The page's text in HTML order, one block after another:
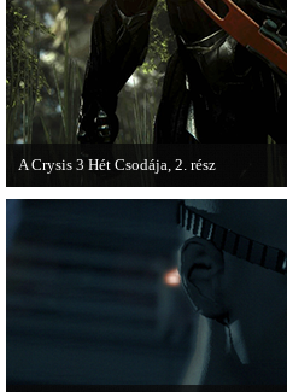
A Crysis 3 Hét Csodája, 2. rész
Megjelent a Crysis 3 videosorozat